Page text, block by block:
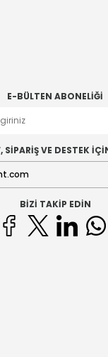
E-BÜLTEN ABONELIĞI
SİPARİŞ VE DESTEK
BIZI TAKIP EDIN